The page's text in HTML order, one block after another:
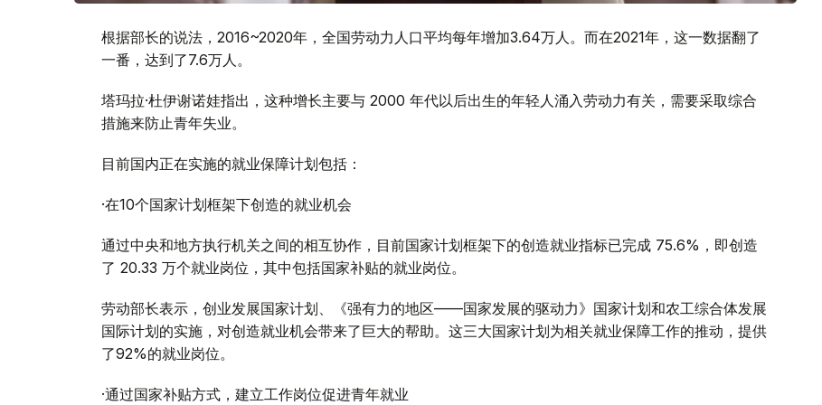
根据部长的说法，2016~2020年，全国劳动力人口平均每年增加3.64万人。而在2021年，这一数据翻了
一番，达到了7.6万人。
塔玛拉·杜伊谢诺娃指出，这种增长主要与 2000 年代以后出生的年轻人涌入劳动力有关，需要采取综合
措施来防止青年失业。
目前国内正在实施的就业保障计划包括：
·在10个国家计划框架下创造的就业机会
通过中央和地方执行机关之间的相互协作，目前国家计划框架下的创造就业指标已完成 75.6%，即创造
了 20.33 万个就业岗位，其中包括国家补贴的就业岗位。
劳动部长表示，创业发展国家计划、《强有力的地区——国家发展的驱动力》国家计划和农工综合体发展
国际计划的实施，对创造就业机会带来了巨大的帮助。这三大国家计划为相关就业保障工作的推动，提供
了92%的就业岗位。
·通过国家补贴方式，建立工作岗位促进青年就业